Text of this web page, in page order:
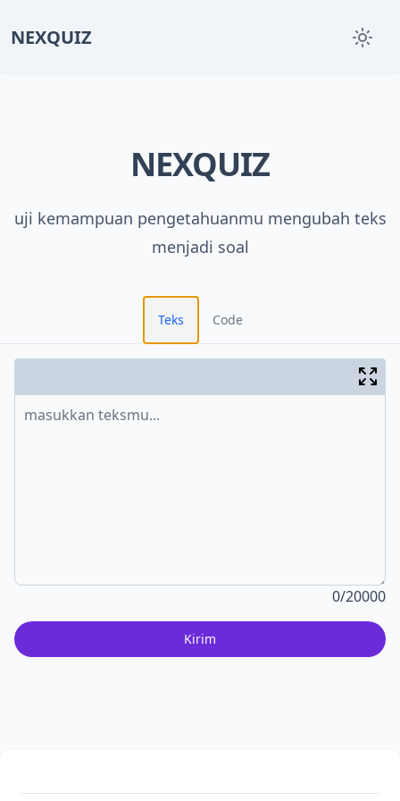
NEXQUIZ
NEXQUIZ
uji kemampuan pengetahuanmu mengubah teks
menjadi soal
Teks Code
0/20000
Kirim